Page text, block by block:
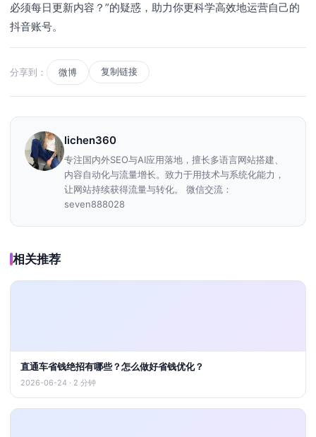
必须每日更新内容？”的疑惑，助力你更科学高效地运营自己的
抖音账号。
分享到： 微博 复制链接
lichen360
专注国内外SEO与AI应用落地，擅长多语言网站搭建、
内容自动化与流量增长。致力于用技术与系统化能力，
让网站持续获得流量与转化。 微信交流：
seven888028
相关推荐
直通车省钱绝招有哪些？怎么做好省钱优化？
2026-06-24 · 2 分钟